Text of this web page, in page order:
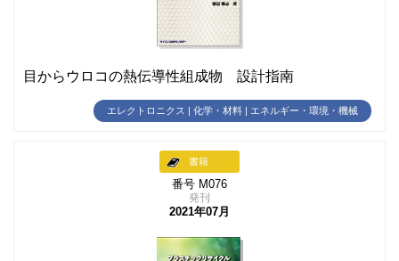
目からウロコの熱伝導性組成物 設計指南
エレクトロニクス | 化学・材料 | エネルギー・環境・機械
書籍
番号 M076
発刊
2021年07月